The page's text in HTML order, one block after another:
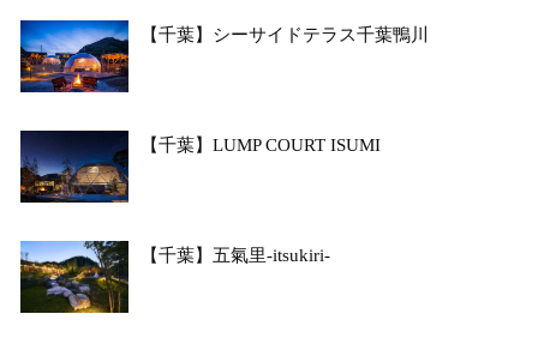
【千葉】シーサイドテラス千葉鴨川
【千葉】LUMP COURT ISUMI
【千葉】五氣里-itsukiri-